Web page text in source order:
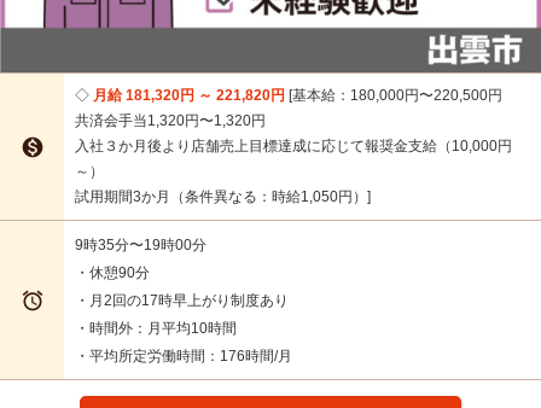

月給 181,320円 ～ 221,820円 基本給：180,000円〜220,500円
共済会手当1,320円〜1,320円
入社３か月後より店舗売上目標達成に応じて報奨金支給（10,000円
～）
試用期間3か月（条件異なる：時給1,050円）

9時35分〜19時00分
・休憩90分
・月2回の17時早上がり制度あり
・時間外：月平均10時間
・平均所定労働時間：176時間/月